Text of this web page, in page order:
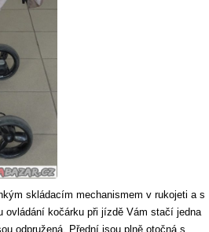
skládacím mechanismem v rukojeti a s
ovládání kočárku při jízdě Vám stačí jedna
odpružená. Přední jsou plně otočná s